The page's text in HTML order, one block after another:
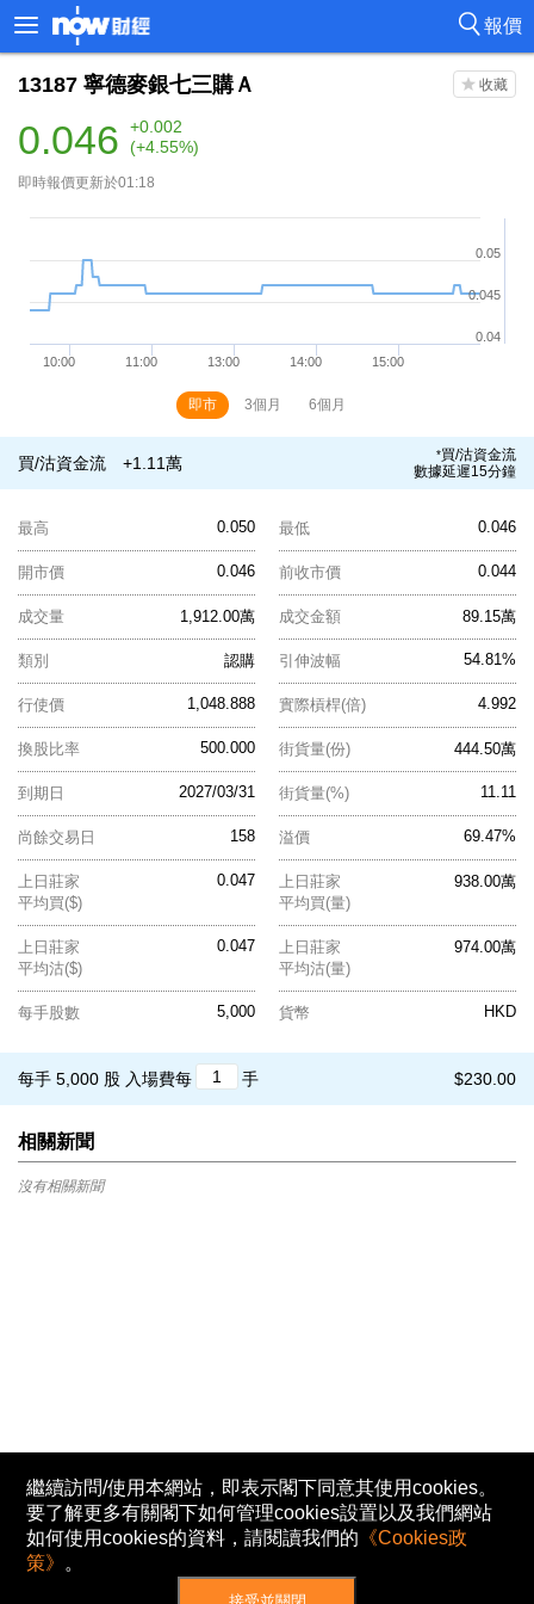
報價
13187 寧德麥銀七三購Ａ
0.046
+0.002
(+4.55%)
即時報價更新於01:18
即市 3個月 6個月
買/沽資金流 +1.11萬 *買/沽資金流
數據延遲15分鐘
0.050
最高 0.046
最低
0.046
開市價 0.044
前收市價
1,912.00萬
成交量 89.15萬
成交金額
認購
類別 54.81%
引伸波幅
1,048.888
行使價 4.992
實際槓桿(倍)
500.000
換股比率 444.50萬
街貨量(份)
2027/03/31
到期日 11.11
街貨量(%)
158
尚餘交易日 69.47%
溢價
0.047
上日莊家
平均買($)
938.00萬
上日莊家
平均買(量)
0.047
上日莊家
平均沽($)
974.00萬
上日莊家
平均沽(量)
5,000
每手股數 HKD
貨幣
$230.00
每手 5,000 股 入場費每 手
相關新聞
沒有相關新聞
繼續訪問/使用本網站，即表示閣下同意其使用cookies。
要了解更多有關閣下如何管理cookies設置以及我們網站
如何使用cookies的資料，請閱讀我們的 《Cookies政
策》 。